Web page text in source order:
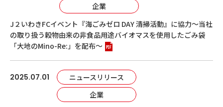
企業
J２いわきFCイベント『海ごみゼロ DAY 清掃活動』に協力～当社
の取り扱う穀物由来の非食品用途バイオマスを使用したごみ袋
「大地のMino-Re:」を配布～
2025.07.01
ニュースリリース
企業